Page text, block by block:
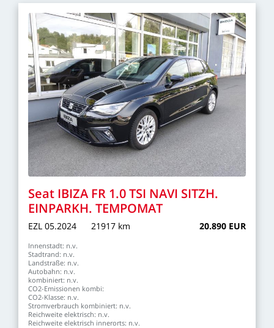
Seat IBIZA FR 1.0TSI NAVI SITZH.
EINPARKH. TEMPOMAT
EZL 05.2024 21917 km 20.890 EUR
Innenstadt: n.v.
Stadtrand: n.v.
Landstraße: n.v.
Autobahn: n.v.
kombiniert: n.v.
CO2-Emissionen kombi:
CO2-Klasse: n.v.
Stromverbrauch kombiniert: n.v.
Reichweite elektrisch: n.v.
Reichweite elektrisch innerorts: n.v.